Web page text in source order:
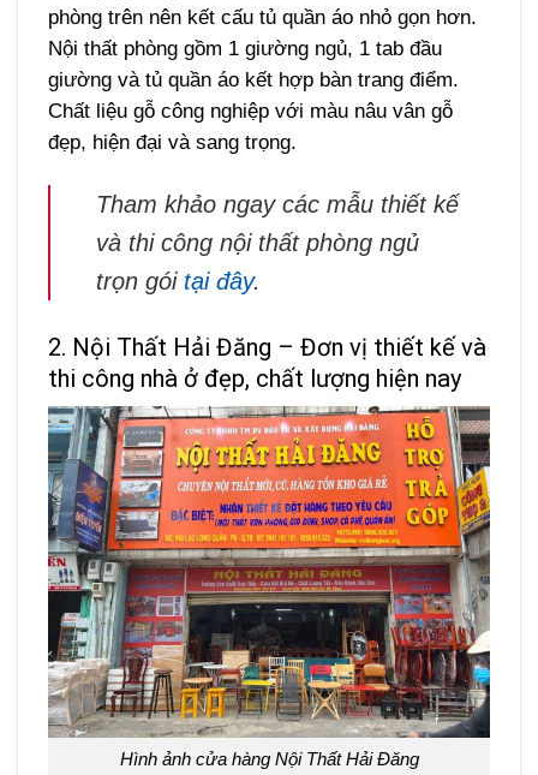
phòng trên nên kết cấu tủ quần áo nhỏ gọn hơn.
Nội thất phòng gồm 1 giường ngủ, 1 tab đầu
giường và tủ quần áo kết hợp bàn trang điểm.
Chất liệu gỗ công nghiệp với màu nâu vân gỗ
đẹp, hiện đại và sang trọng.
Tham khảo ngay các mẫu thiết kế
và thi công nội thất phòng ngủ
trọn gói tại đây.
2. Nội Thất Hải Đăng – Đơn vị thiết kế và
thi công nhà ở đẹp, chất lượng hiện nay
Hình ảnh cửa hàng Nội Thất Hải Đăng